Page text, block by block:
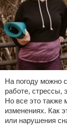
На погоду можно
работе, стрессы,
Но все это также
изменениях. Как
или нарушения